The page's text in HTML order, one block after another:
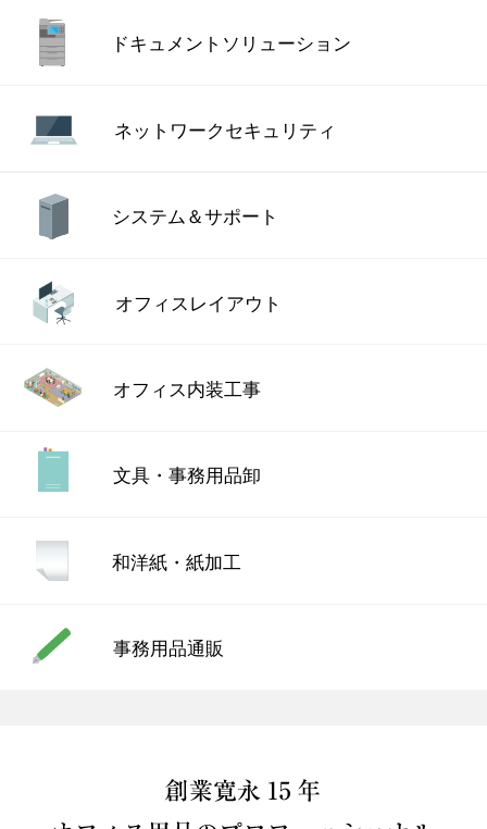
ドキュメント ソリューション
ネットワーク セキュリティ
システム＆サポート
オフィスレイアウト
オフィス内装工事
文具・事務用品卸
和洋紙・紙加工
事務用品通販